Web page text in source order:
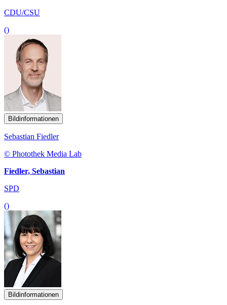
CDU/CSU
()
Bildinformationen
Sebastian Fiedler
© Photothek Media Lab
Fiedler, Sebastian
SPD
()
Bildinformationen